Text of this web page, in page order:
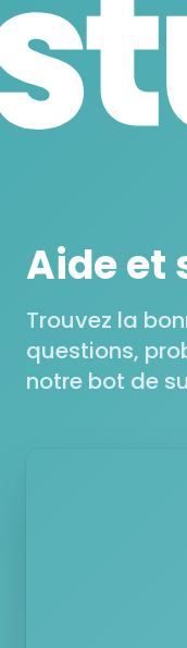
Aide et
Trouvez la
questions,
notre bot de